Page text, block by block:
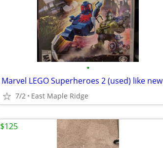
•
Marvel LEGO Superheroes 2 (used) like new
7/2 East Maple Ridge
$125